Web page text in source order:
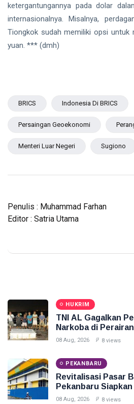
ketergantungannya pada dolar
internasionalnya. Misalnya,
Tiongkok sudah memiliki opsi untuk
yuan. *** (dmh)
BRICS Indonesia Di BRICS
Persaingan Geoekonomi
Menteri Luar Negeri Sugiono
Penulis : Muhammad Farhan
Editor : Satria Utama
HUKRIM
TNI AL Gagalkan
Narkoba di
08 Aug, 2026 8 views
PEKANBARU
Revitalisasi Pasar
Pekanbaru
08 Aug, 2026 8 views